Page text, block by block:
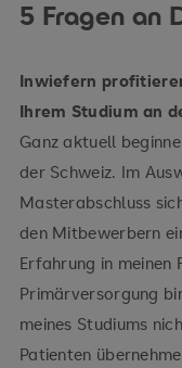
5 Fragen an
Inwiefern
Ihrem Studium an
Ganz aktuell
der Schweiz. Im
Masterabschluss
den Mitbewerbern
Erfahrung in meinen
Primärversorgung
meines Studiums
Patienten